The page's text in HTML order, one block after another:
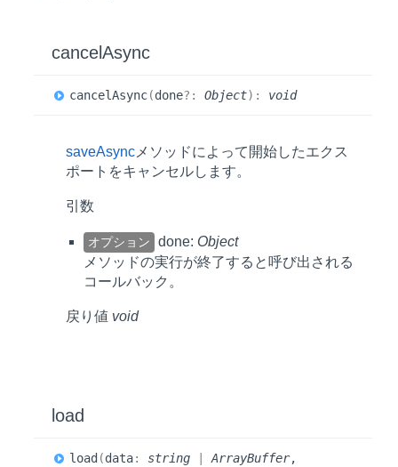
cancelAsync
cancelAsync(done?: Object) : void
saveAsync メソッドによって開始したエクス
ポートをキャンセルします。
引数
オプション done: Object
メソッドの実行が終了すると呼び出される
コールバック。
戻り値 void
load
load (data: string ArrayBuffer,